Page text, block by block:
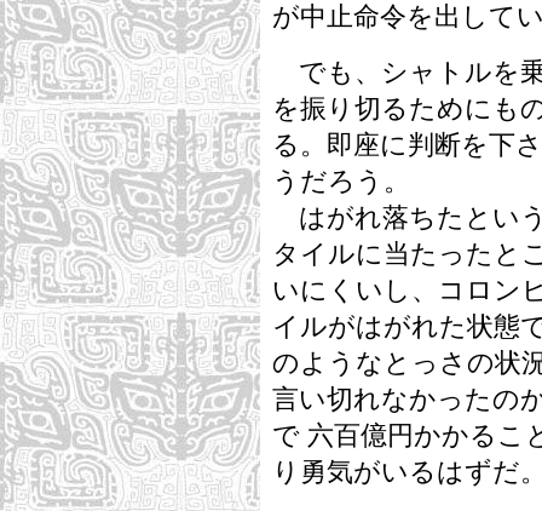
が中止命令を出して
でも、シャトルを
を振り切るためにも
る。即座に判断を下
うだろう。
はがれ落ちたとい
タイルに当たったと
いにくいし、コロン
イルがはがれた状態
のようなとっさの状
言い切れなかったの
で 六百億円かかるこ
り勇気がいるはずだ